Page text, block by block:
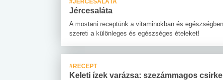
Jércesaláta
A mostani receptünk a vitaminokban és
szereti a különleges és egészséges ételeket!
#RECEPT
Keleti ízek varázsa: szezámmagos